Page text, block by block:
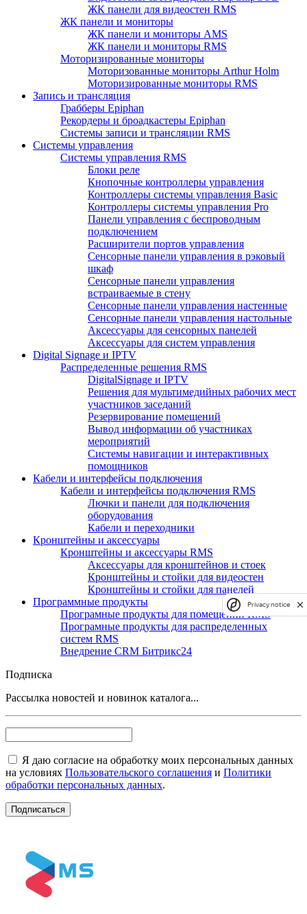
ЖК панели для видеостен RMS
ЖК панели и мониторы
ЖК панели и мониторы AMS
ЖК панели и мониторы RMS
Моторизированные мониторы
Моторизованные мониторы Arthur Holm
Моторизированные мониторы RMS
Запись и трансляция
Грабберы Epiphan
Рекордеры и броадкастеры Epiphan
Системы записи и трансляции RMS
Системы управления
Системы управления RMS
Блоки реле
Кнопочные контроллеры управления
Контроллеры системы управления Basic
Контроллеры системы управления Pro
Панели управления с беспроводным
подключением
Расширители портов управления
Сенсорные панели управления в рэковый
шкаф
Сенсорные панели управления
встраиваемые в стену
Сенсорные панели управления настенные
Сенсорные панели управления настольные
Аксессуары для сенсорных панелей
Аксессуары для систем управления
Digital Signage и IPTV
Распределенные решения RMS
DigitalSignage и IPTV
Решения для мультимедийных рабочих мест
участников заседаний
Резервирование помещений
Вывод информации об участниках
мероприятий
Системы навигации и интерактивных
помощников
Кабели и интерфейсы подключения
Кабели и интерфейсы подключения RMS
Лючки и панели для подключения
оборудования
Кабели и переходники
Кронштейны и аксессуары
Кронштейны и аксессуары RMS
Аксессуары для кронштейнов и стоек
Кронштейны и стойки для видеостен
Кронштейны и стойки для панелей
Программные продукты
Програмные продукты для помещений RMS
Програмные продукты для распределенных
систем RMS
Внедрение CRM Битрикс24
Подписка
Рассылка новостей и новинок каталога...
Я даю согласие на обработку моих персональных данных
на условиях Пользовательского соглашения и Политики
обработки персональных данных.
Privacy notice